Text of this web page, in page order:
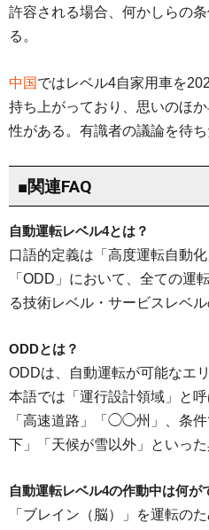
許容される場合、何かしらの
る。
中国 ではレベル4自家用車を
持ち上がっており、思いのほ
性がある。有識者の議論を待ち
■関連FAQ
自動運転レベル4とは？
口語的定義は「高度運転自動
「ODD」において、全ての運
る技術レベル・サービスレベル
ODDとは？
ODDは、自動運転が可能なエ
本語では「運行設計領域」と
「高速道路」「◯◯州」、条
下」「天候が雪以外」といった
自動運転レベル4の作動中は何が
「ブレイン（脳）」を運転の